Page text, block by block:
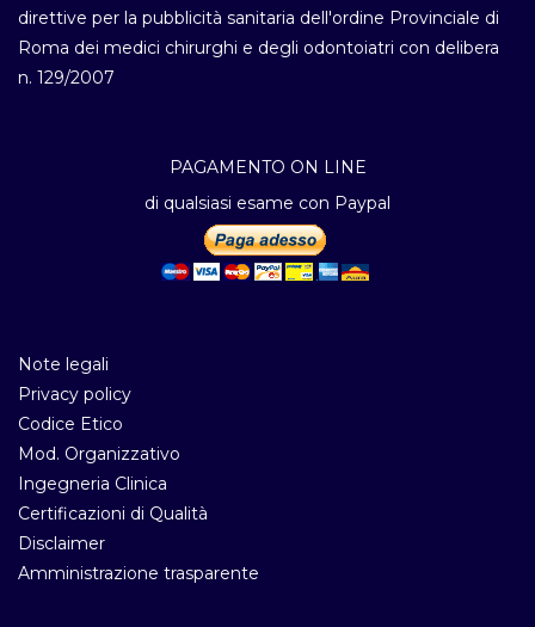
direttive per la pubblicità sanitaria dell'ordine Provinciale di
Roma dei medici chirurghi e degli odontoiatri con delibera
n. 129/2007
PAGAMENTO ON LINE
di qualsiasi esame con Paypal
Note legali
Privacy policy
Codice Etico
Mod. Organizzativo
Ingegneria Clinica
Certificazioni di Qualità
Disclaimer
Amministrazione trasparente